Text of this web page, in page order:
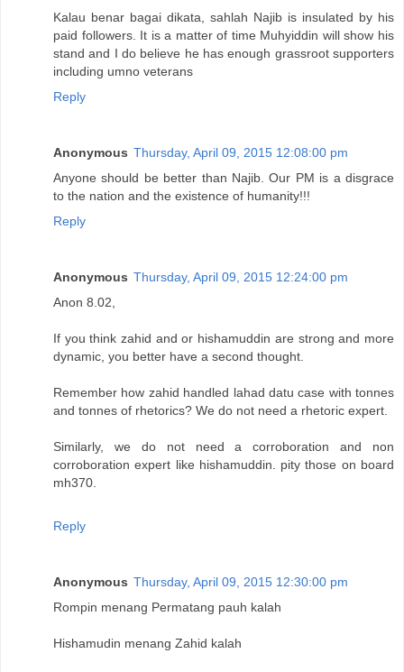
Kalau benar bagai dikata, sahlah Najib is insulated by his
paid followers. It is a matter of time Muhyiddin will show his
stand and I do believe he has enough grassroot supporters
including umno veterans
Reply
Anonymous Thursday, April 09, 2015 12:08:00 pm
Anyone should be better than Najib. Our PM is a disgrace
to the nation and the existence of humanity!!!
Reply
Anonymous Thursday, April 09, 2015 12:24:00 pm
Anon 8.02,
If you think zahid and or hishamuddin are strong and more
dynamic, you better have a second thought.
Remember how zahid handled lahad datu case with tonnes
and tonnes of rhetorics? We do not need a rhetoric expert.
Similarly, we do not need a corroboration and non
corroboration expert like hishamuddin. pity those on board
mh370.
Reply
Anonymous Thursday, April 09, 2015 12:30:00 pm
Rompin menang Permatang pauh kalah
Hishamudin menang Zahid kalah